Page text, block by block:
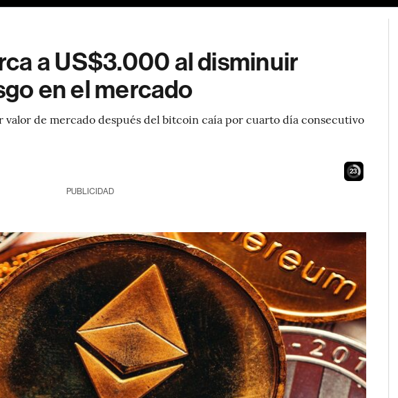
a US$3.000 al disminuir
en el mercado
valor de mercado después del bitcoin caía por cuarto día consecutivo
22
PUBLICIDAD